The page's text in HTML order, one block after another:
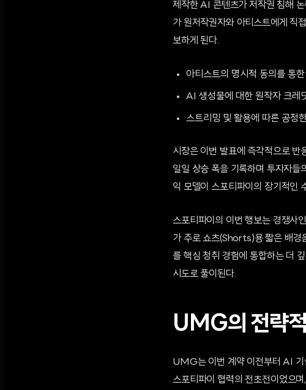
제작한 AI 콘텐츠가 저작권 침해
가 원저작권자와 아티스트에게 직
보하게 된다.
아티스트의 명시적 동의를 통
AI 생성물에 대한 원작자 크레
스트리밍 및 활용에 따른 공정
시장은 이번 발표에 즉각적으로
일일 상승 폭을 기록하며 투자자들
익 모델이 스포티파이의 장기적인
스포티파이의 이번 행보는 경쟁
가 주로 쇼츠(Shorts)용 짧은 배경
를 핵심 청취 경험에 통합하는 더
시도로 풀이된다.
UMG의 전략
UMG는 이번 계약 이전부터 AI
스포티파이 협력의 전초전이었으